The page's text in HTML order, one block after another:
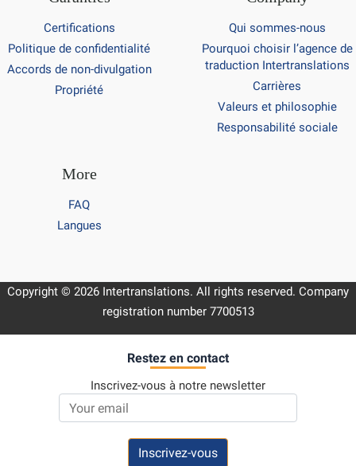
Certifications
Politique de confidentialité
Accords de non-divulgation
Propriété
Qui sommes-nous
Pourquoi choisir l’agence de
traduction Intertranslations
Carrières
Valeurs et philosophie
Responsabilité sociale
More
FAQ
Langues
Copyright © 2026 Intertranslations. All rights reserved. Company
registration number 7700513
Restez en contact
Inscrivez-vous à notre newsletter